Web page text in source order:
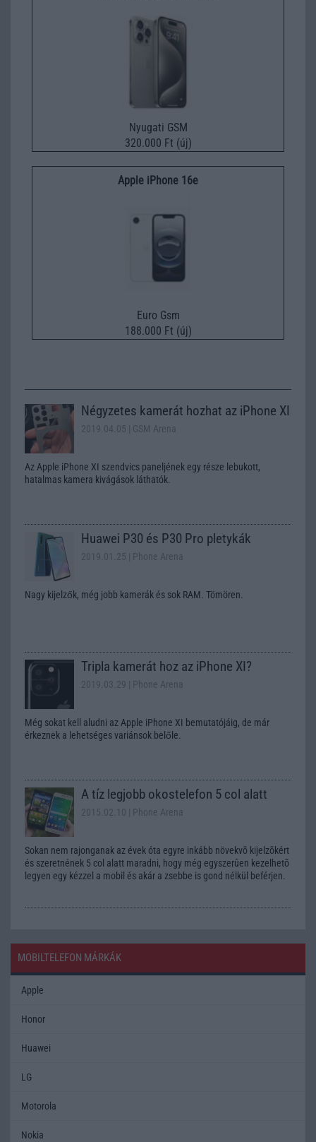
Nyugati GSM
320.000 Ft (új)
Apple iPhone 16e
Euro Gsm
188.000 Ft (új)
Négyzetes kamerát hozhat az iPhone XI
2019.04.05 | GSM Arena
Az Apple iPhone XI szendvics paneljének egy része lebukott,
hatalmas kamera kivágások láthatók.
Huawei P30 és P30 Pro pletykák
2019.01.25 | Phone Arena
Nagy kijelzők, még jobb kamerák és sok RAM. Tömören.
Tripla kamerát hoz az iPhone XI?
2019.03.29 | Phone Arena
Még sokat kell aludni az Apple iPhone XI bemutatójáig, de már
érkeznek a lehetséges variánsok belőle.
A tíz legjobb okostelefon 5 col alatt
2015.02.10 | Phone Arena
Sokan nem rajonganak az évek óta egyre inkább növekvõ kijelzõkért
és szeretnének 5 col alatt maradni, hogy még egyszerûen kezelhetõ
legyen egy kézzel a mobil és akár a zsebbe is gond nélkül beférjen.
MOBILTELEFON MÁRKÁK
Apple
Honor
Huawei
LG
Motorola
Nokia